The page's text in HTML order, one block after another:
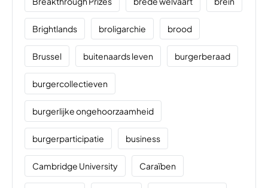
Brightlands broligarchie brood
Brussel buitenaards leven burgerberaad
burgercollectieven
burgerlijke ongehoorzaamheid
burgerparticipatie business
Cambridge University Caraïben